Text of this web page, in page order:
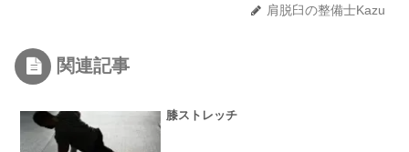
肩脱臼の整備士Kazu
関連記事
膝ストレッチ